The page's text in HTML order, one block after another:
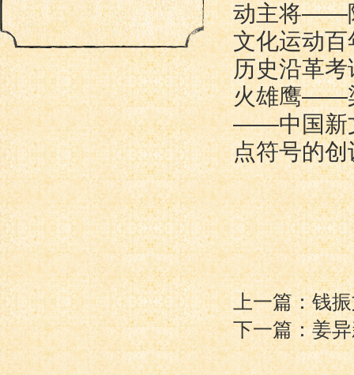
动主将——
文化运动百
历史沿革
火雄鹰——
——中国新
点符号的
上一篇：钱
下一篇：姜